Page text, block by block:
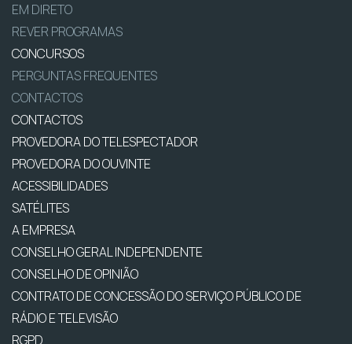
EM DIRETO
REVER PROGRAMAS
CONCURSOS
PERGUNTAS FREQUENTES
CONTACTOS
CONTACTOS
PROVEDORA DO TELESPECTADOR
PROVEDORA DO OUVINTE
ACESSIBILIDADES
SATÉLITES
A EMPRESA
CONSELHO GERAL INDEPENDENTE
CONSELHO DE OPINIÃO
CONTRATO DE CONCESSÃO DO SERVIÇO PÚBLICO DE
RÁDIO E TELEVISÃO
RGPD